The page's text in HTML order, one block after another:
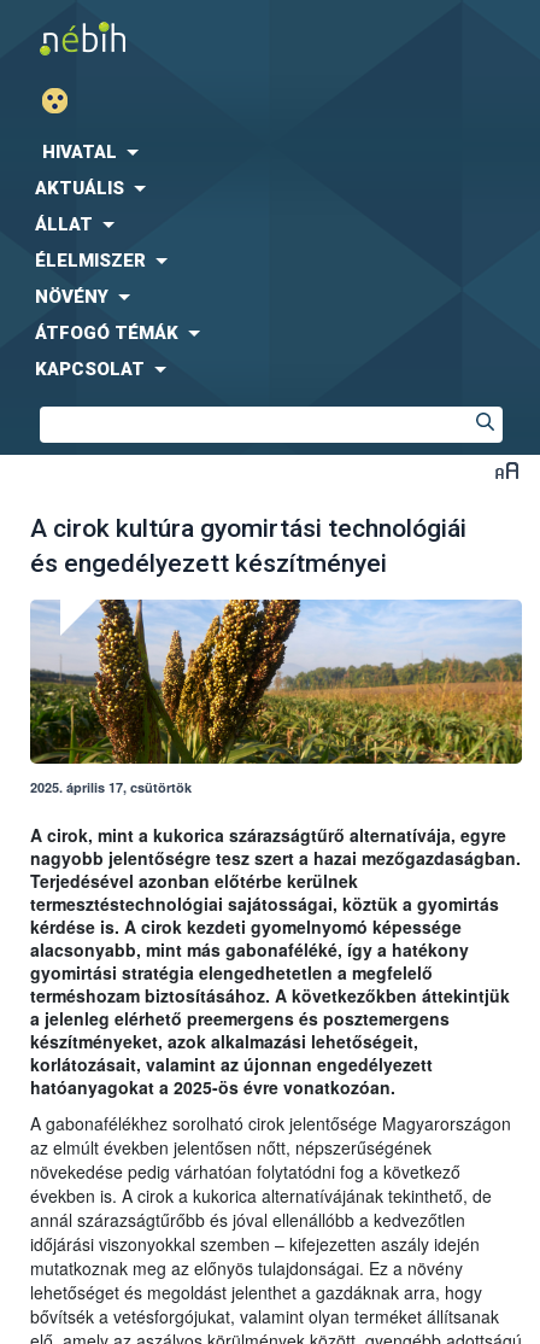
HIVATAL
AKTUÁLIS
ÁLLAT
ÉLELMISZER
NÖVÉNY
ÁTFOGÓ TÉMÁK
KAPCSOLAT
A cirok kultúra gyomirtási technológiái
és engedélyezett készítményei
2025. április 17, csütörtök
A cirok, mint a kukorica szárazságtűrő alternatívája, egyre
nagyobb jelentőségre tesz szert a hazai mezőgazdaságban.
Terjedésével azonban előtérbe kerülnek
termesztéstechnológiai sajátosságai, köztük a gyomirtás
kérdése is. A cirok kezdeti gyomelnyomó képessége
alacsonyabb, mint más gabonaféléké, így a hatékony
gyomirtási stratégia elengedhetetlen a megfelelő
terméshozam biztosításához. A következőkben áttekintjük
a jelenleg elérhető preemergens és posztemergens
készítményeket, azok alkalmazási lehetőségeit,
korlátozásait, valamint az újonnan engedélyezett
hatóanyagokat a 2025-ös évre vonatkozóan.
A gabonafélékhez sorolható cirok jelentősége Magyarországon
az elmúlt években jelentősen nőtt, népszerűségének
növekedése pedig várhatóan folytatódni fog a következő
években is. A cirok a kukorica alternatívájának tekinthető, de
annál szárazságtűrőbb és jóval ellenállóbb a kedvezőtlen
időjárási viszonyokkal szemben – kifejezetten aszály idején
mutatkoznak meg az előnyös tulajdonságai. Ez a növény
lehetőséget és megoldást jelenthet a gazdáknak arra, hogy
bővítsék a vetésforgójukat, valamint olyan terméket állítsanak